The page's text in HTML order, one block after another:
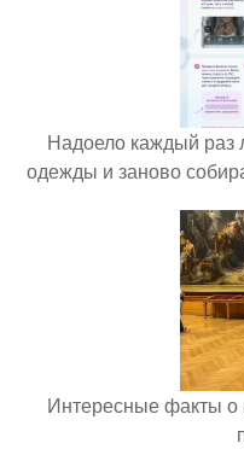
Надоело каждый раз
одежды и заново
Интересные факты о